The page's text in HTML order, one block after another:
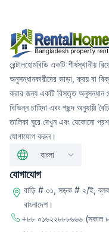
রেন্টালহোমবিডি একটি শীর্ষস্থানীয়
অনুসন্ধানকারীদের ভাড়া, ক্রয় বা
করার জন্য একটি বিস্তৃত অনুসন্ধান
বিভিন্ন চাহিদা এবং পছন্দ অনুযায়ী
তালিকা ঘুরে দেখুন এবং যেকোনো
যোগাযোগ করুন।
বাংলা
যোগাযোগ
বাড়ি # ০১, সড়ক # ২/ই, ব্লক
বাংলাদেশ।
+৮৮ ০১৬২২৮৮৮৬৬৬ (সকাল